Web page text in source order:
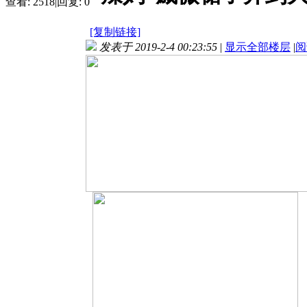
[复制链接]
发表于 2019-2-4 00:23:55 | 显示全部楼层 |